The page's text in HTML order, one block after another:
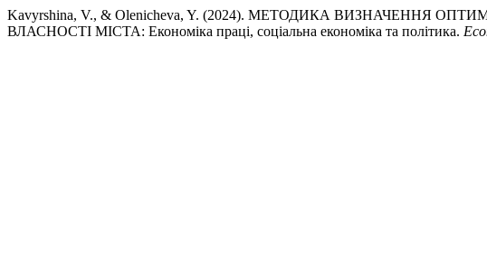
Kavyrshina, V., & Olenicheva, Y. (2024). МЕТОДИКА ВИЗНАЧЕННЯ
ВЛАСНОСТІ МІСТА: Економіка праці, соціальна економіка та політика.